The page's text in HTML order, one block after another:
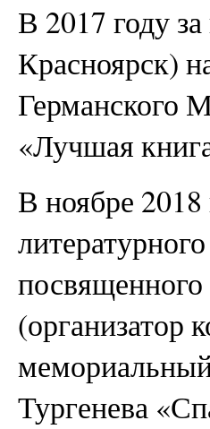
В 2017 году
Красноярск)
Германского
«Лучшая
В ноябре
посвященного
(организатор
Тургенева